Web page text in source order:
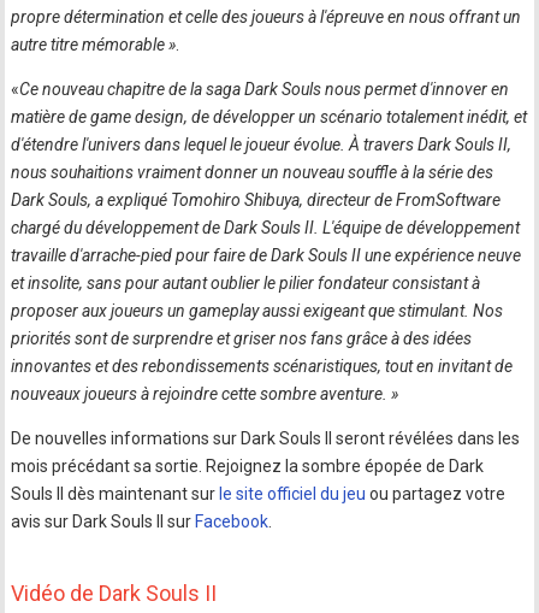
propre détermination et celle des joueurs à l'épreuve en nous offrant un
autre titre mémorable »
«Ce nouveau chapitre de la saga Dark Souls nous permet d'innover en
matière de game design, de développer un scénario totalement inédit, et
d'étendre l'univers dans lequel le joueur évolue. À travers Dark Souls II,
nous souhaitions vraiment donner un nouveau souffle à la série des
Dark Souls, a expliqué Tomohiro Shibuya, directeur de FromSoftware
chargé du développement de Dark Souls II. L'équipe de développement
travaille d'arrache-pied pour faire de Dark Souls II une expérience neuve
et insolite, sans pour autant oublier le pilier fondateur consistant à
proposer aux joueurs un gameplay aussi exigeant que stimulant. Nos
priorités sont de surprendre et griser nos fans grâce à des idées
innovantes et des rebondissements scénaristiques, tout en invitant de
nouveaux joueurs à rejoindre cette sombre aventure. »
De nouvelles informations sur Dark Souls II seront révélées dans les
mois précédant sa sortie. Rejoignez la sombre épopée de Dark
Souls II dès maintenant sur le site officiel du jeu ou partagez votre
avis sur Dark Souls II sur Facebook
Vidéo de Dark Souls II